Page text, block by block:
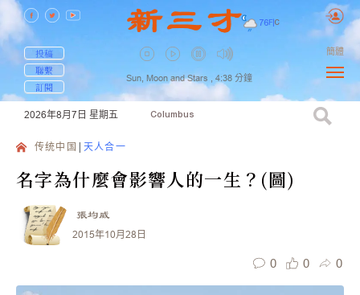
76F| C
投稿
聯繫
訂閱
Sun, Moon and Stars , 4:38 分鐘
簡體
2026年8月7日 星期五 Columbus
传统中国 天人合一
名字為什麼會影響人的一生？(圖)
張均威
2015年10月28日
0 0 0